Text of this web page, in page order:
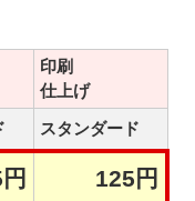
印刷
仕上げ
スタンダード
125円